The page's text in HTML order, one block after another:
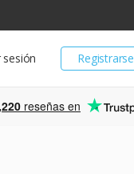
Registrarse
sesión
reseñas en